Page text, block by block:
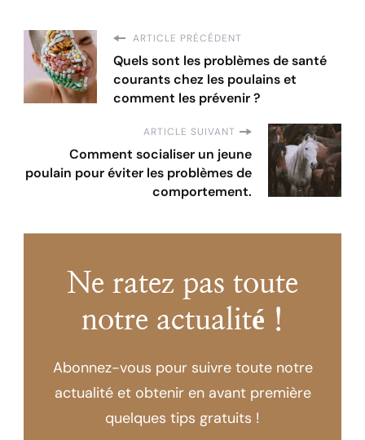
ARTICLE PRÉCÉDENT
Quels sont les problèmes de santé
courants chez les poulains et
comment les prévenir ?
ARTICLE SUIVANT
Comment socialiser un jeune
poulain pour éviter les problèmes de
comportement.
Ne ratez pas toute
notre actualité !
Abonnez-vous pour suivre toute notre
actualité et obtenir en avant première
quelques tips gratuits !